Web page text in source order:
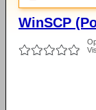
WinSCP